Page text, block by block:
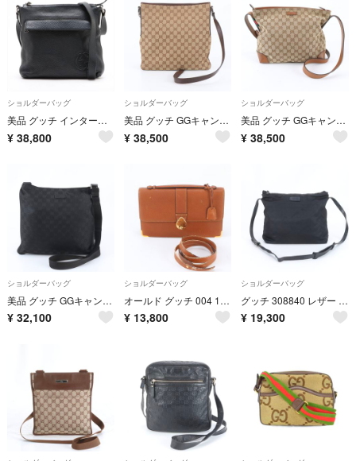
ショルダーバッグ
美品 グッチ インターロッキングG 322059 レザー ショルダーバッグ 斜め掛け メッセンジャー ブラック 黒 メンズ MMM EH100-8
¥ 38,800
ショルダーバッグ
美品 グッチ GGキャンバス 113013 レザー ショルダーバッグ 斜め掛け メッセンジャー ビジネス 通勤 ブラウン メンズ RIM EH22-1
¥ 38,500
ショルダーバッグ
美品 グッチ GGキャンバス 337598 レザー ショルダーバッグ 斜め掛け メッセンジャー 通勤 A4 メンズ レディース WIM EH25-7
¥ 38,500
ショルダーバッグ
美品 グッチ GGキャンバス 132999 レザー ショルダーバッグ 斜め掛け メッセンジャー 通勤 ブラック 黒 メンズ RBM EG35-9
¥ 32,100
ショルダーバッグ
オールド グッチ 004 14 0470 レザー 2WAY ショルダーバッグ 斜め掛け メッセンジャー 通勤 本革 ブラウン 茶色 メンズ RRM EH59-4
¥ 13,800
ショルダーバッグ
グッチ 308840 レザー ショルダーバッグ 斜め掛け メッセンジャー ビジネス 通勤 トート ブラック 黒 A4 メンズ EBE DW5-6
¥ 19,300